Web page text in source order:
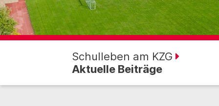
Schulleben am KZG
Aktuelle Beiträge